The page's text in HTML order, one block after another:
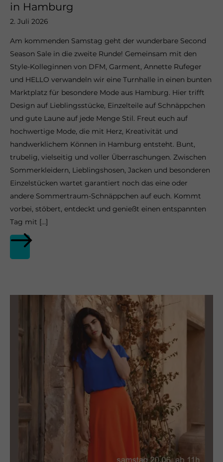
in Hamburg
2. Juli 2026
Am kommenden Samstag geht der wunderbare Second
Season Sale in die zweite Runde! Gemeinsam mit den
Style-Kolleginnen von DFM, Garment, Annette Rufeger
und HELLO verwandeln wir eine Turnhalle in einen bunten
Marktplatz für besondere Mode aus Hamburg. Hier trifft
Design auf Lieblingsstücke, Einzelteile auf Schnäppchen
und gute Laune auf jede Menge Stil. Freut euch auf
hochwertige Mode, die mit Herz, Kreativität und
handwerklichem Können in Hamburg entsteht. Bunt,
trubelig, vielseitig und voller Überraschungen. Zwischen
Sommerkleidern, Lieblingshosen, Jacken und besonderen
Einzelstücken wartet garantiert noch das eine oder
andere Sommertraum-Schnäppchen auf euch. Kommt
vorbei, stöbert, entdeckt und genießt einen entspannten
Tag mit […]